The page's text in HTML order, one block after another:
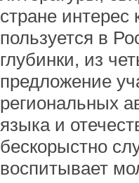
стране интерес
пользуется в
глубинки, из
предложение
региональных
языка и
бескорыстно
воспитывает